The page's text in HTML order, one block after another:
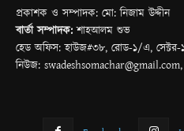
প্রকাশক ও সম্পাদক: মো: নিজাম উদ্দীন
বার্তা সম্পাদক: শাহআলম শুভ
হেড অফিস: হাউজ#৩৮, রোড-১/এ, সেক্টর-
নিউজ: